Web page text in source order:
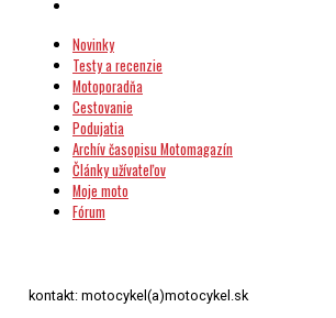
Novinky
Testy a recenzie
Motoporadňa
Cestovanie
Podujatia
Archív časopisu Motomagazín
Články užívateľov
Moje moto
Fórum
kontakt: motocykel(a)motocykel.sk